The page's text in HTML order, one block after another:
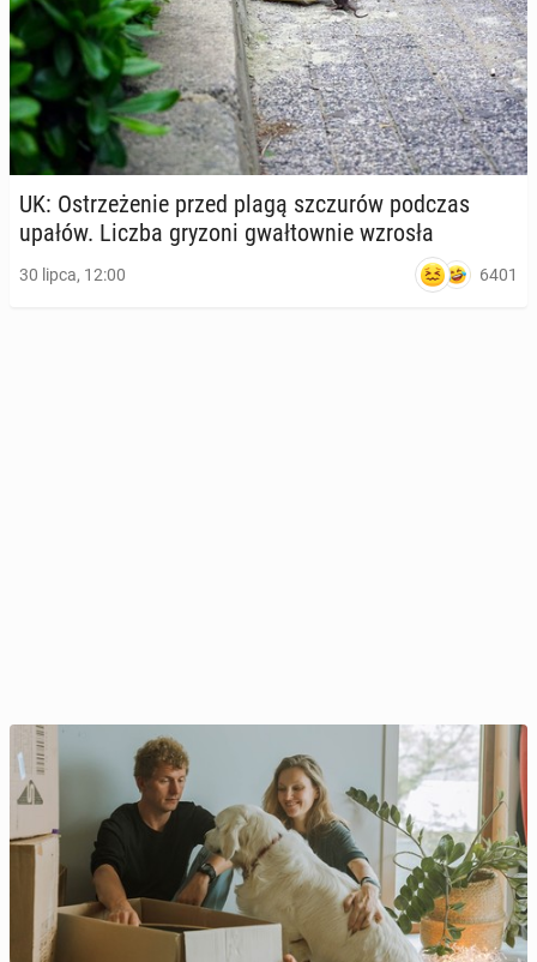
UK: Ostrze­że­nie przed plagą szczu­rów podczas
upałów. Liczba gryzoni gwał­tow­nie wzrosła
30 lipca, 12:00 6401